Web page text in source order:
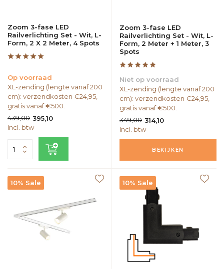
Zoom 3-fase LED
Railverlichting Set - Wit, L-
Form, 2 X 2 Meter, 4 Spots
Op voorraad
XL-zending (lengte vanaf 200
cm): verzendkosten €24,95,
gratis vanaf €500.
439,00 395,10
Incl. btw
Zoom 3-fase LED
Railverlichting Set - Wit, L-
Form, 2 Meter + 1 Meter, 3
Spots
Niet op voorraad
XL-zending (lengte vanaf 200
cm): verzendkosten €24,95,
gratis vanaf €500.
349,00 314,10
Incl. btw
BEKIJKEN
10% Sale 10% Sale